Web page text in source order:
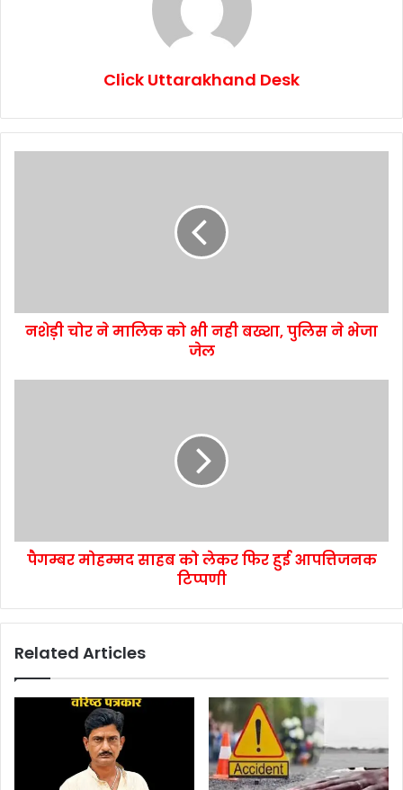
Click Uttarakhand Desk
नशेड़ी चोर ने मालिक को भी नही बख्शा, पुलिस ने भेजा
जेल
पैगम्बर मोहम्मद साहब को लेकर फिर हुई आपत्तिजनक
टिप्पणी
Related Articles